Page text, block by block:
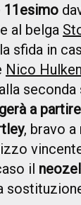
11esimo
al belga
sfida in
Nico
a
, bravo a
il